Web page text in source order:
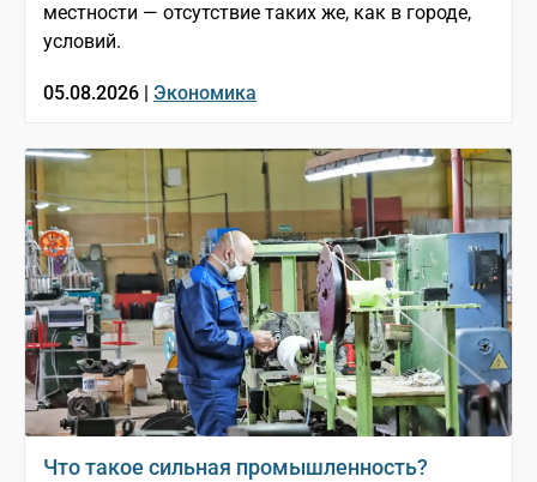
местности — отсутствие таких же, как в городе,
условий.
05.08.2026 | Экономика
Что такое сильная промышленность?